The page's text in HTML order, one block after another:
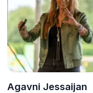
doorzettingsvermogen.
Agavni Jessaijan